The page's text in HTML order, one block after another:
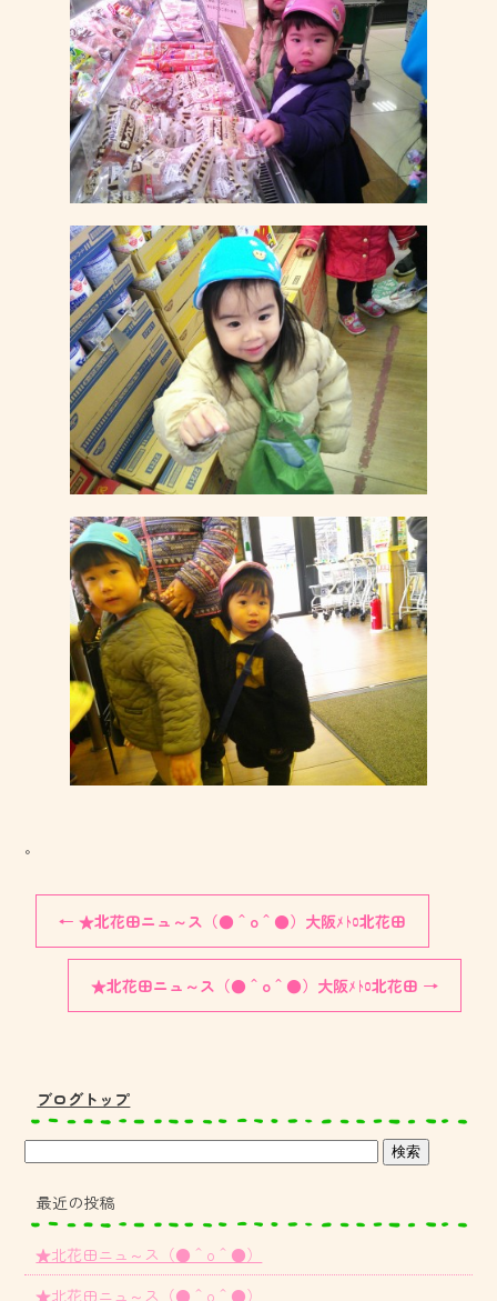
。
← ★北花田ニュ～ス（●＾o＾●）大阪ﾒﾄﾛ北花田
★北花田ニュ～ス（●＾o＾●）大阪ﾒﾄﾛ北花田 →
ブログトップ
最近の投稿
★北花田ニュ～ス（●＾o＾●）
★北花田ニュ～ス（●＾o＾●）